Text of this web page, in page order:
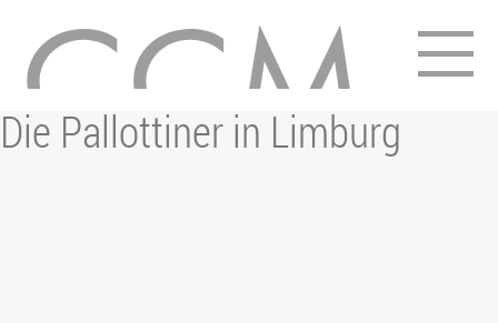
Die Pallottiner in Limburg